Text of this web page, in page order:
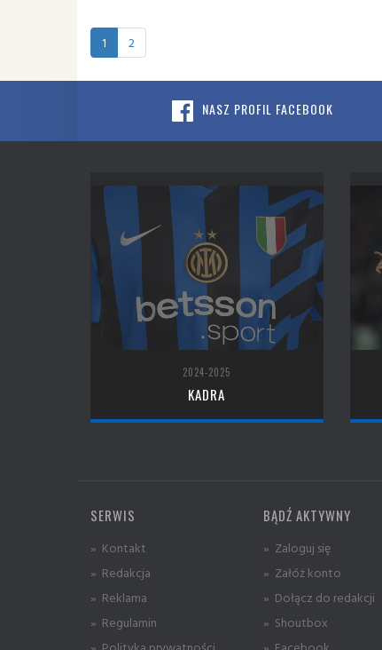
1 2
NASZ PROFIL FACEBOOK
2024-2025
KADRA
SERWIS
» Kontakt
» Redakcja
» Reklama
» Regulamin
BĄDŹ AKTYWNY
» Zaloguj się
» Załóż konto
» Dołącz do redakcji
» Shoutbox